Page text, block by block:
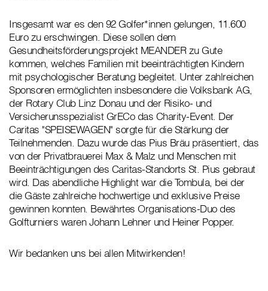
Insgesamt war es den 92 Golfer*innen gelungen, 11.600
Euro zu erschwingen. Diese sollen dem
Gesundheitsförderungsprojekt MEANDER zu Gute
kommen, welches Familien mit beeinträchtigten Kindern
mit psychologischer Beratung begleitet. Unter zahlreichen
Sponsoren ermöglichten insbesondere die Volksbank AG,
der Rotary Club Linz Donau und der Risiko- und
Versicherunsspezialist GrECo das Charity-Event. Der
Caritas "SPEISEWAGEN" sorgte für die Stärkung der
Teilnehmenden. Dazu wurde das Pius Bräu präsentiert, das
von der Privatbrauerei Max & Malz und Menschen mit
Beeinträchtigungen des Caritas-Standorts St. Pius gebraut
wird. Das abendliche Highlight war die Tombula, bei der
die Gäste zahlreiche hochwertige und exklusive Preise
gewinnen konnten. Bewährtes Organisations-Duo des
Golfturniers waren Johann Lehner und Heiner Popper.
Wir bedanken uns bei allen Mitwirkenden!